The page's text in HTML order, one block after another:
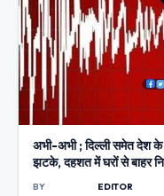
अभी-अभी ; दिल्ली समेत देश
झटके, दहशत में घरों से बाहर
BY EDITOR